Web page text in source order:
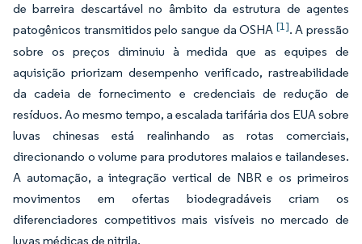
de barreira descartável no âmbito da estrutura de agentes
patogênicos transmitidos pelo sangue da OSHA [1]. A pressão
sobre os preços diminuiu à medida que as equipes de
aquisição priorizam desempenho verificado, rastreabilidade
da cadeia de fornecimento e credenciais de redução de
resíduos. Ao mesmo tempo, a escalada tarifária dos EUA sobre
luvas chinesas está realinhando as rotas comerciais,
direcionando o volume para produtores malaios e tailandeses.
A automação, a integração vertical de NBR e os primeiros
movimentos em ofertas biodegradáveis criam os
diferenciadores competitivos mais visíveis no mercado de
luvas médicas de nitrila.